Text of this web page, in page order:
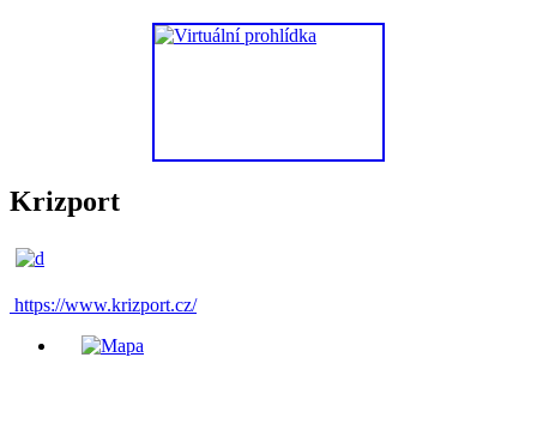
Krizport
https://www.krizport.cz/